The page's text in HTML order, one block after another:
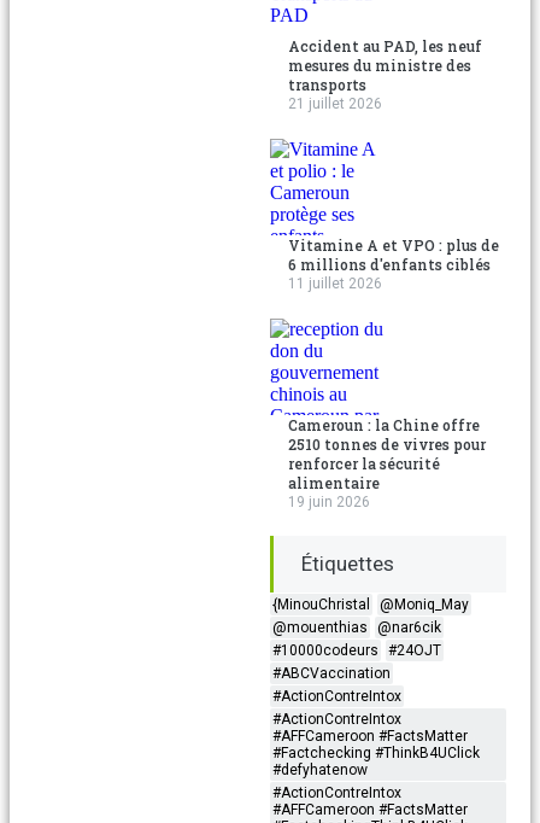
Accident au PAD, les neuf
mesures du ministre des
transports
21 juillet 2026
Vitamine A et VPO : plus de
6 millions d'enfants ciblés
11 juillet 2026
Cameroun : la Chine offre
2510 tonnes de vivres pour
renforcer la sécurité
alimentaire
19 juin 2026
Étiquettes
{MinouChristal
@Moniq_May
@mouenthias
@nar6cik
#10000codeurs
#24OJT
#ABCVaccination
#ActionContreIntox
#ActionContreIntox
#AFFCameroon #FactsMatter
#Factchecking #ThinkB4UClick
#defyhatenow
#ActionContreIntox
#AFFCameroon #FactsMatter